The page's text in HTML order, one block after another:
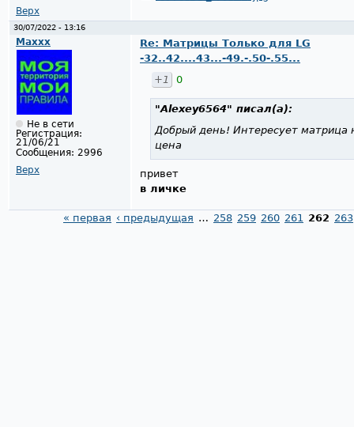
Верх
30/07/2022 - 13:16
Maxxx
Не в сети
Регистрация:
21/06/21
Сообщения: 2996
Верх
Re: Матрицы Только для LG
-32..42....43...-49.-.50-.55...
+1
0
"Alexey6564" писал(а):
Добрый день! Интересует матрица
цена
привет
в личке
« первая ‹ предыдущая … 258 259 260 261 262 263